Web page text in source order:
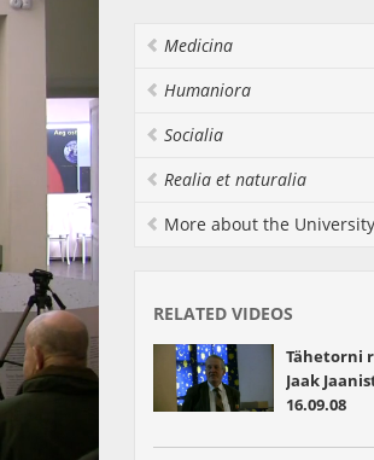
Medicina
Humaniora
Socialia
Realia et naturalia
More about the University
RELATED VIDEOS
Tähetorni
Jaak
16.09.08